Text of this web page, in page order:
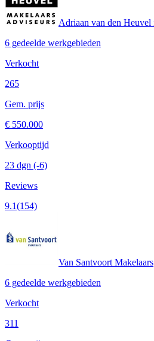
Adriaan van den Heuvel
6 gedeelde werkgebieden
Verkocht
265
Gem. prijs
€ 550.000
Verkooptijd
23 dgn (-6)
Reviews
9.1(154)
Van Santvoort Makelaars
6 gedeelde werkgebieden
Verkocht
311